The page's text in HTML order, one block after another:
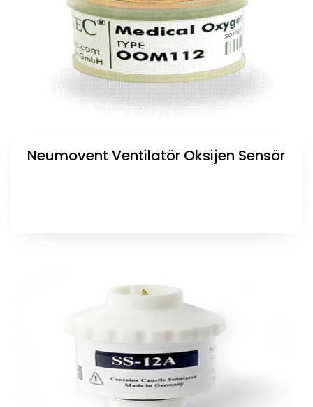
Neumovent Ventilatör Oksijen Sensör